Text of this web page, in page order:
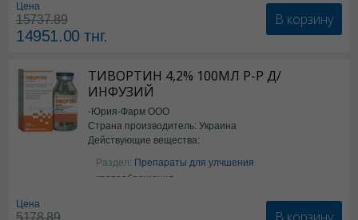
Цена
15737.89
14951.00тнг.
В корзину
ТИВОРТИН 4,2% 100МЛ Р-Р Д/
ИНФУЗИЙ
-Юрия-Фарм ООО
Страна производитель: Украина
Действующие вещества:
Аргинин
Раздел: Препараты для улчшения
кровообращения
Цена
5178.89 В корзину